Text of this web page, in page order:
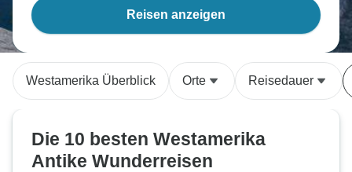
Reisen anzeigen
Westamerika Überblick Orte Reisedauer
Die 10 besten Westamerika
Antike Wunderreisen